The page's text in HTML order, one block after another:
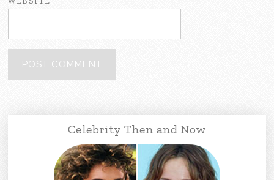
Celebrity Then and Now